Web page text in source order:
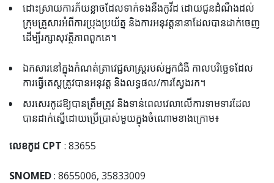
ដោះស្រាយការភ័យខ្លាចដែលទាក់ទងនឹងកូវីដ ដោយជូនដំណឹងដល់
ក្រុមគ្រួសារអំពីការប្រុងប្រយ័ត្ន និងការអនុវត្តនានាដែលបានដាក់ចេញ
ដើម្បីរក្សាសុវត្ថិភាពពួកគេ។
ឯកសារនៅក្នុងកំណត់ត្រាវេជ្ជសាស្ត្ររបស់អ្នកជំងឺ កាលបរិច្ឆេទដែល
ការធ្វើតេស្តត្រូវបានអនុវត្ត និងលទ្ធផល/ការស្វែងរក។
សរសេរកូដឱ្យបានត្រឹមត្រូវ និងទាន់ពេលវេលាលើការទាមទារដែល
បានដាក់ស្នើដោយប្រើប្រាស់មួយក្នុងចំណោមខាងក្រោម៖
លេខកូដ CPT : 83655
SNOMED: 8655006, 35833009